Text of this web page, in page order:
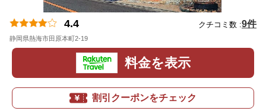
4.4 クチコミ数 :9件
静岡県熱海市田原本町2-19
料金を表示
割引クーポンをチェック